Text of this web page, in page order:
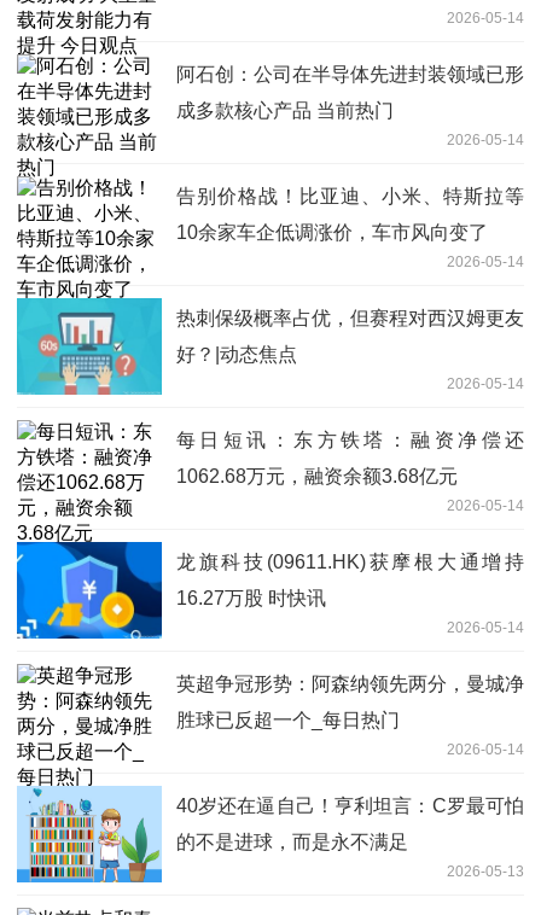
2026-05-14
阿石创：公司在半导体先进封装领域已形
成多款核心产品 当前热门
2026-05-14
告别价格战！比亚迪、小米、特斯拉等
10余家车企低调涨价，车市风向变了
2026-05-14
热刺保级概率占优，但赛程对西汉姆更友
好？|动态焦点
2026-05-14
每日短讯：东方铁塔：融资净偿还
1062.68万元，融资余额3.68亿元
2026-05-14
龙旗科技(09611.HK)获摩根大通增持
16.27万股 时快讯
2026-05-14
英超争冠形势：阿森纳领先两分，曼城净
胜球已反超一个_每日热门
2026-05-14
40岁还在逼自己！亨利坦言：C罗最可怕
的不是进球，而是永不满足
2026-05-13